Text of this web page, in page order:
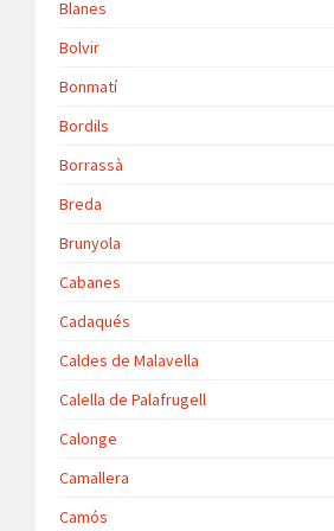
Blanes
Bolvir
Bonmatí
Bordils
Borrassà
Breda
Brunyola
Cabanes
Cadaqués
Caldes de Malavella
Calella de Palafrugell
Calonge
Camallera
Camós